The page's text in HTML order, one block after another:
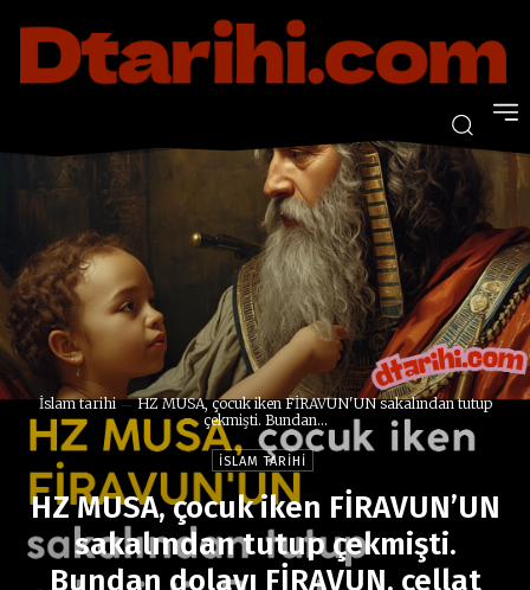
İslam tarihi
HZ MUSA, çocuk iken FİRAVUN'UN sakalından tutup
çekmişti. Bundan...
İSLAM TARIHI
HZ MUSA, çocuk iken FİRAVUN’UN
sakalından tutup çekmişti.
Bundan dolayı FİRAVUN, cellat